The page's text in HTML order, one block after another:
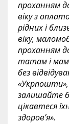
проханням
віку з
рідних і
віку,
проханням
татам і
без
залишайте
цікавтеся
здоров’я».